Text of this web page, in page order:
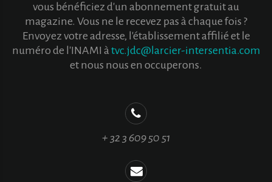
vous bénéficiez d'un abonnement gratuit au
magazine. Vous ne le recevez pas à chaque fois ?
Envoyez votre adresse, l'établissement affilié et le
numéro de l'INAMI àtvc.jdc@larcier-intersentia.com
et nous nous en occuperons.
+ 32 3 609 50 51